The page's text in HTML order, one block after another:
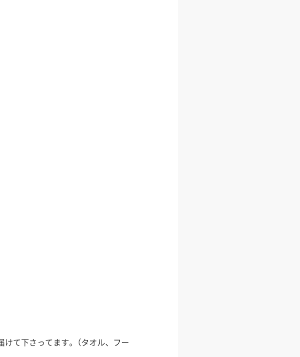
て下さってます。（タオル、フー